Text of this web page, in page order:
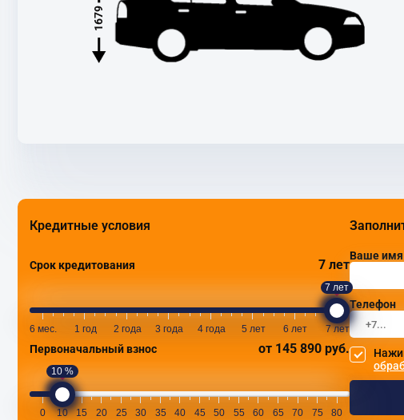
1679
Кредитные условия
Срок кредитования 7 лет
7 лет
6 мес. 1 год 2 года 3 года 4 года 5 лет 6 лет 7 лет
Первоначальный взнос от 145 890 руб.
10 %
0 10 15 20 25 30 35 40 45 50 55 60 65 70 75
80
Ваше имя
Телефон